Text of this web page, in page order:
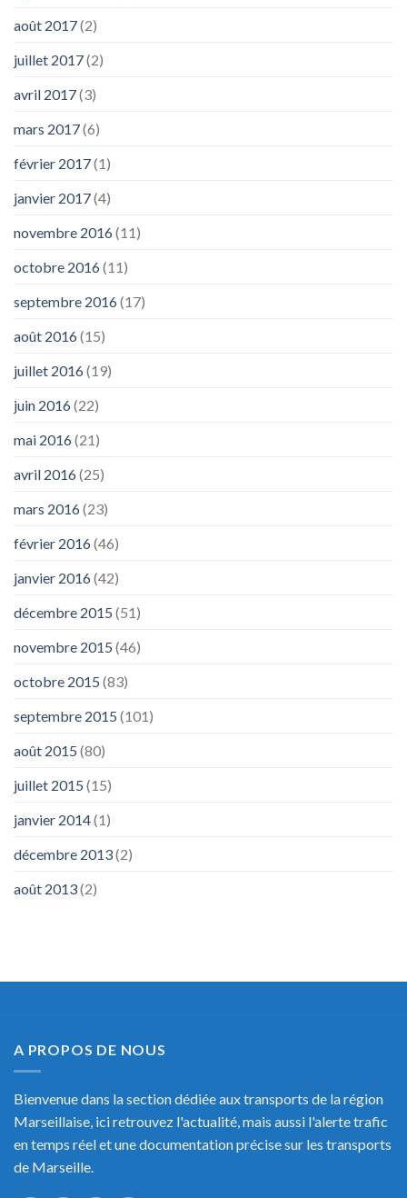
août 2017(2)
juillet 2017(2)
avril 2017(3)
mars 2017(6)
février 2017(1)
janvier 2017(4)
novembre 2016(11)
octobre 2016(11)
septembre 2016(17)
août 2016(15)
juillet 2016(19)
juin 2016(22)
mai 2016(21)
avril 2016(25)
mars 2016(23)
février 2016(46)
janvier 2016(42)
décembre 2015 (51)
novembre 2015 (46)
octobre 2015 (83)
septembre 2015 (101)
août 2015 (80)
juillet 2015 (15)
janvier 2014(1)
décembre 2013(2)
août 2013(2)
A PROPOS DE NOUS
Bienvenue dans la section dédiée aux transports de la région
Marseillaise, ici retrouvez l'actualité, mais aussi l'alerte trafic
en temps réel et une documentation précise sur les transports
de Marseille.